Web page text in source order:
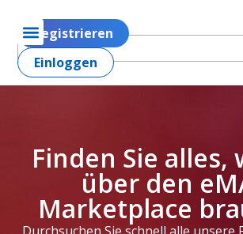
Registrieren
Einloggen
Finden Sie alles,
über den
Marketplace